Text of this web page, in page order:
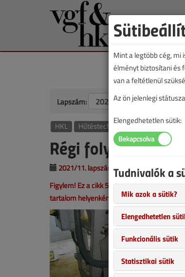
Lapszám:
HKL Hűtéstechnika
Régi folyadékhűtő
2021/11. lapszám| Lantos Tivadar
Figylem! Ez a cikk 5 éve frissült utoljára. A
tartalom helyenként hiányos lehet (képek,
Mint a legtöbb cég, mi
élményt biztosítani és
van a feltétlenül
Az ön jelenlegi
Elengedhetetlen sütik:
Tudnivalók a
Mik azok a sütik?
Elengedhetetlen
Funkcionális sütik
Statisztikai sütik